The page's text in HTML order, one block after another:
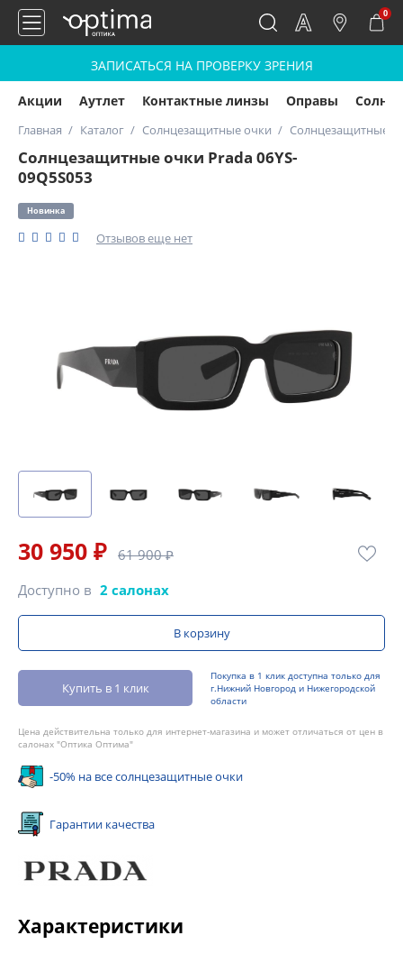
0
ЗАПИСАТЬСЯ НА ПРОВЕРКУ ЗРЕНИЯ
Акции Аутлет Контактные линзы Оправы
Главная Каталог Солнцезащитные очки Солнцезащитные
Солнцезащитные очки Prada 06YS-
09Q5S053
Новинка
Отзывов еще нет
30 950 ₽ 61 900 ₽
Доступно в 2 салонах
В корзину
Купить в 1 клик
Покупка в 1 клик доступна только для
г.Нижний Новгород и Нижегородской
области
Цена действительна только для интернет-магазина и может отличаться от цен в
салонах "Оптика Оптима"
-50% на все солнцезащитные очки
Гарантии качества
Характеристики